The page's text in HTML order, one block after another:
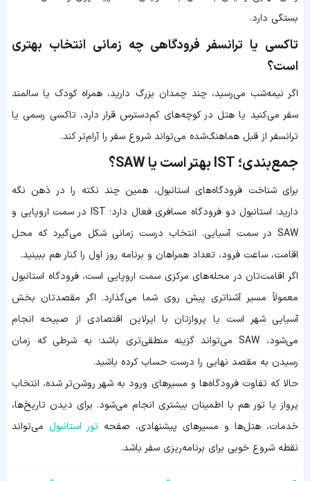
بستگی دارد.
تاکسی یا ترانسفر فرودگاهی چه زمانی انتخاب بهتری
است؟
اگر نیمه‌شب می‌رسید، چند چمدان بزرگ دارید، همراه کودک یا سالمند
سفر می‌کنید یا هتل در کوچه‌های کم‌دسترس قرار دارد، تاکسی رسمی یا
ترانسفر از قبل هماهنگ‌شده می‌تواند شروع سفر را آرام‌تر کند.
جمع‌بندی؛ IST بهتر است یا SAW؟
برای شناخت فرودگاه‌های استانبول، همین چند نکته را در ذهن نگه
دارید: استانبول دو فرودگاه مسافری فعال دارد؛ IST در سمت اروپایی و
SAW در سمت آسیایی. انتخاب درست زمانی شکل می‌گیرد که محل
اقامت، ساعت فرود، تعداد همراهان و برنامه روز اول را کنار هم ببینید.
اگر اقامت‌تان در محله‌های مرکزی سمت اروپایی است، فرودگاه استانبول
معمولاً مسیر آشناتری پیش روی شما می‌گذارد. اگر مقصدتان بخش
آسیایی شهر است یا پروازتان با ایرلاین اقتصادی از صبیحه انجام
می‌شود، SAW می‌تواند گزینه منطقی‌تری باشد؛ به شرطی که زمان
رسیدن به مقصد نهایی را درست حساب کرده باشید.
حالا که تفاوت فرودگاه‌ها و مسیرهای ورود به شهر روشن‌تر شده، انتخاب
پرواز یا تور هم با اطمینان بیشتری انجام می‌شود. برای دیدن تاریخ‌ها،
خدمات، هتل‌ها و مسیرهای پیشنهادی، صفحه تور استانبول می‌تواند
نقطه شروع خوبی برای برنامه‌ریزی سفر باشد.